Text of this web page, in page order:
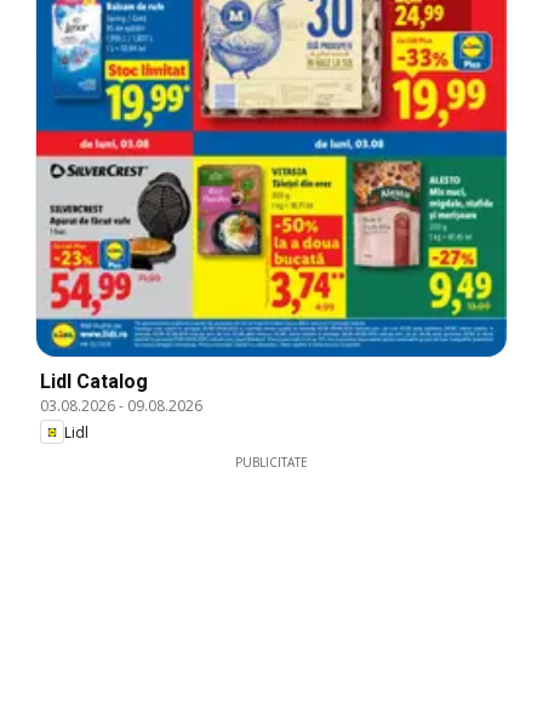
Lidl Catalog
03.08.2026- 09.08.2026
Lidl
PUBLICITATE